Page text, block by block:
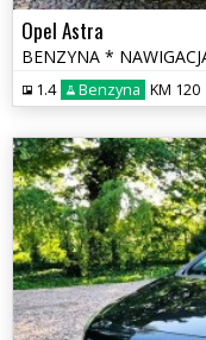
Opel Astra
1.4 Benzyna KM 120